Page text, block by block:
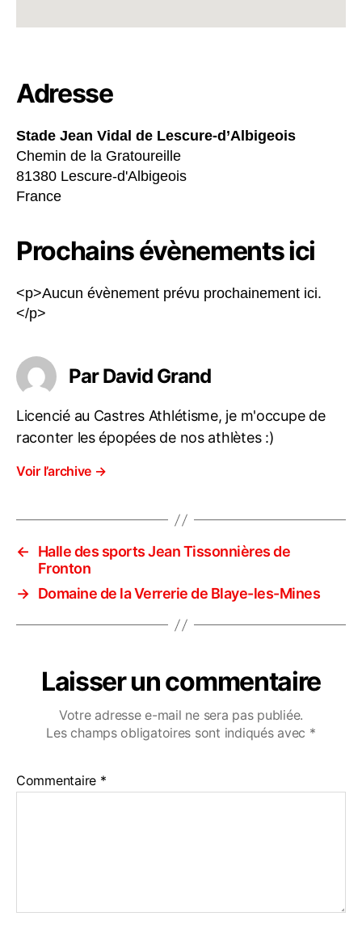
Adresse
Stade Jean Vidal de Lescure-d’Albigeois
Chemin de la Gratoureille
81380 Lescure-d'Albigeois
France
Prochains évènements ici
<p>Aucun évènement prévu prochainement ici.
</p>
Par David Grand
Licencié au Castres Athlétisme, je m'occupe de
raconter les épopées de nos athlètes :)
Voir l’archive →
←
Halle des sports Jean Tissonnières de
Fronton
→ Domaine de la Verrerie de Blaye-les-Mines
Laisser un commentaire
Votre adresse e-mail ne sera pas publiée.
Les champs obligatoires sont indiqués avec *
Commentaire *